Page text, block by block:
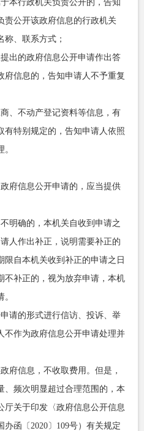
本行政机关负责公开的，告知
责公开该政府信息的行政机关
、联系方式；
出的政府信息公开申请作出答
府信息的，告知申请人不予重复
、不动产登记资料等信息，有
有特别规定的，告知申请人依照
府信息公开申请的，应当提供
明确的，本机关自收到申请之
人作出补正，说明需要补正的
自本机关收到补正的申请之日
不补正的，视为放弃申请，本机
请的形式进行信访、投诉、举
不作为政府信息公开申请处理并
府信息，不收取费用。但是，
、频次明显超过合理范围的，本
厅关于印发〈政府信息公开信息
函〔2020〕109号）有关规定